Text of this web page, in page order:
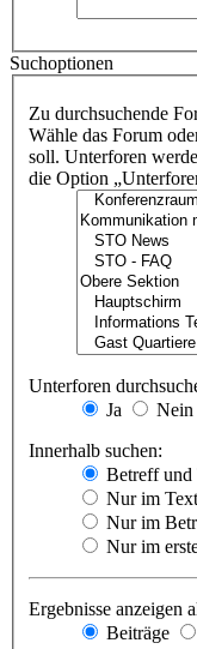
Suchoptionen
Zu durchsuchende
Wähle das Forum
soll. Unterforen
die Option
Unterforen
Ja
Nein
Innerhalb suchen:
Betreff und
Nur im
Nur im
Nur im
Ergebnisse anzeigen
Beiträge